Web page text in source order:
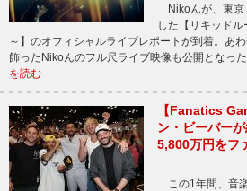
Nikoんが、東京
した【リキッド
～】のオフィシャルライブレポートが到着。あ
飾ったNikoんのフル尺ライブ映像も公開とな
を読む
【Fanatics
ン・ビーバー
5,800万円をフ
この1年間、音